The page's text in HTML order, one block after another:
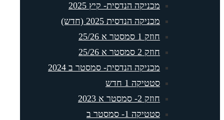
מכניקה הנדסית- קיץ 2025
מכניקה הנדסית 2025 (חדש)
מכניקה הנדסית- סמסטר ב 2024
סטטיקה 1 חדש
סטטיקה 1- סמסטר ב